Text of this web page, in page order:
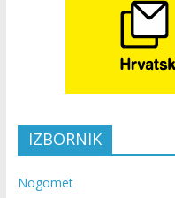
IZBORNIK
Nogomet